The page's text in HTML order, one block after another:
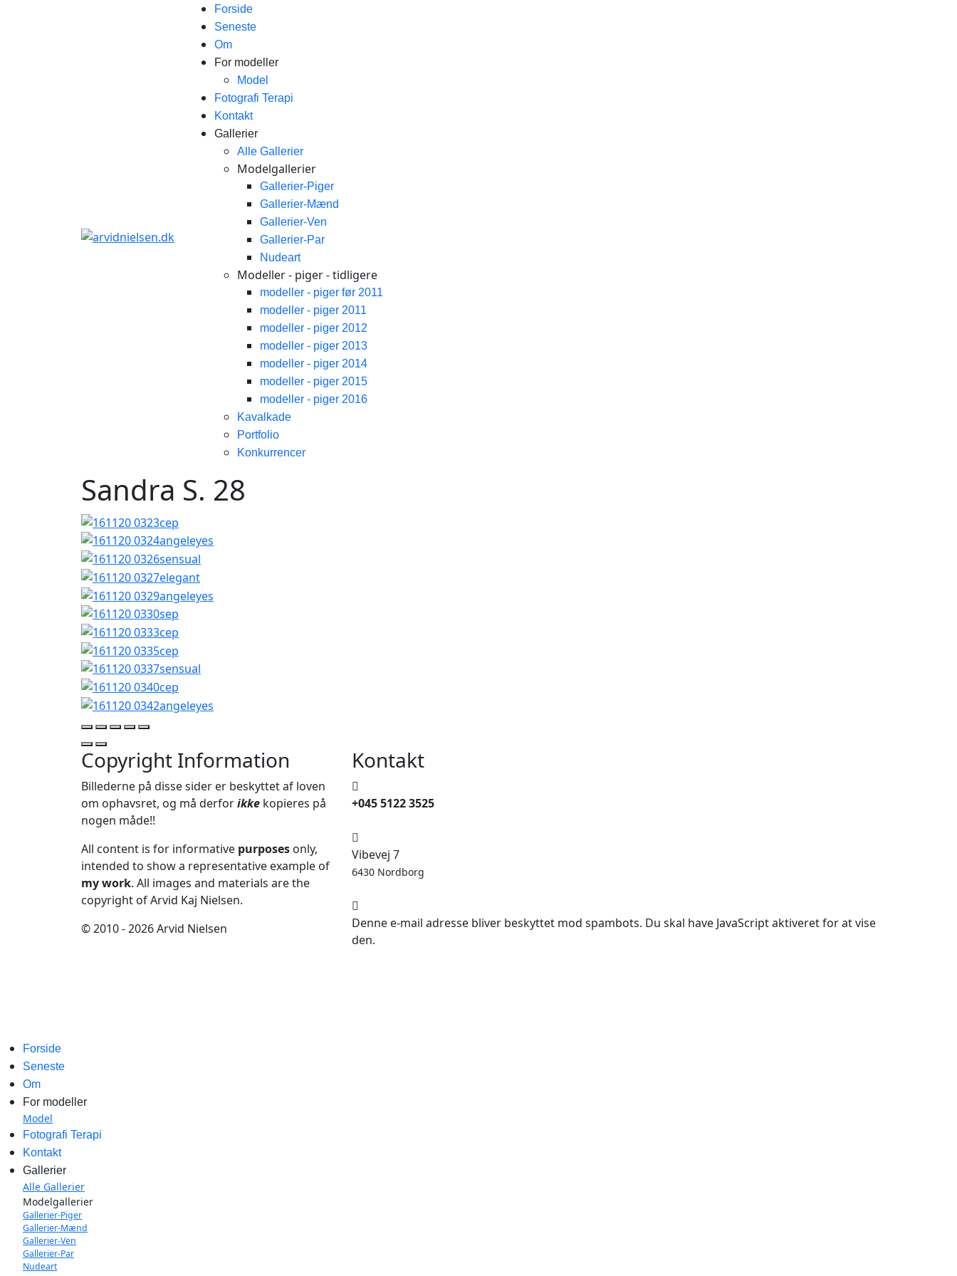
Forside
Seneste
Om
For modeller
Model
Fotografi Terapi
Kontakt
Gallerier
Alle Gallerier
Modelgallerier
Gallerier-Piger
Gallerier-Mænd
Gallerier-Ven
Gallerier-Par
Nudeart
Modeller - piger - tidligere
modeller - piger før 2011
modeller - piger 2011
modeller - piger 2012
modeller - piger 2013
modeller - piger 2014
modeller - piger 2015
modeller - piger 2016
Kavalkade
Portfolio
Konkurrencer
Sandra S. 28
Copyright Information
Billederne på disse sider er beskyttet af loven
om ophavsret, og må derforikke kopieres på
nogen måde!!
All content is for informative purposes only,
intended to show a representative example of
my work. All images and materials are the
copyright of Arvid Kaj Nielsen.
© 2010 - 2026 Arvid Nielsen
Kontakt
+045 5122 3525
Vibevej 7
6430 Nordborg
Denne e-mail adresse bliver beskyttet mod spambots. Du skal have JavaScript aktiveret for at vise
den.
Forside
Seneste
Om
For modeller
Model
Fotografi Terapi
Kontakt
Gallerier
Alle Gallerier
Modelgallerier
Gallerier-Piger
Gallerier-Mænd
Gallerier-Ven
Gallerier-Par
Nudeart